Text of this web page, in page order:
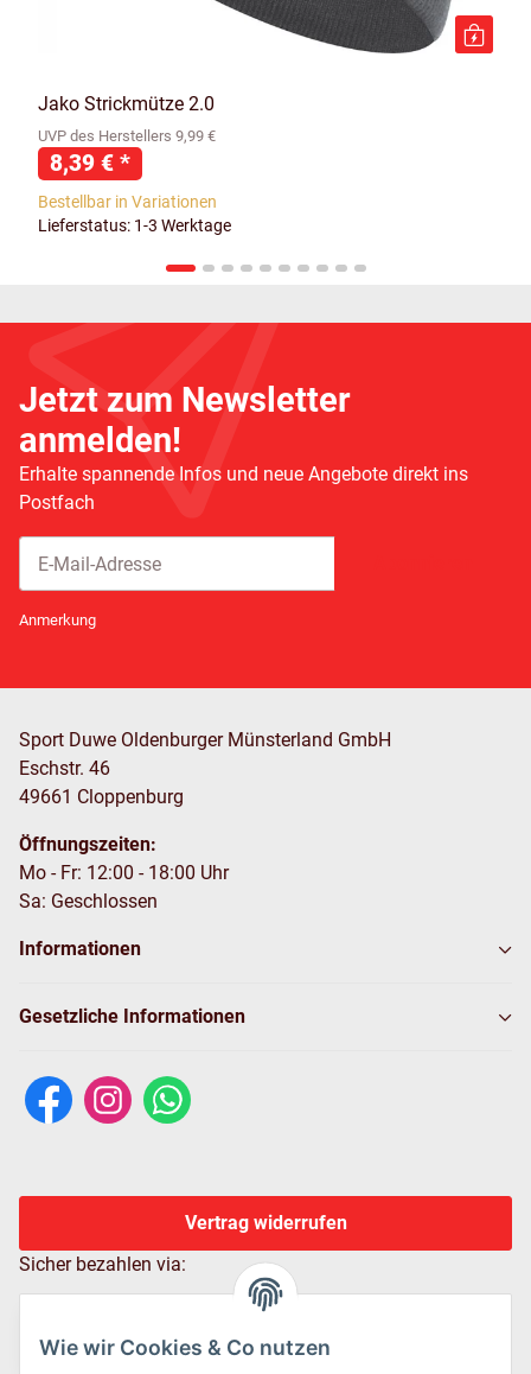
Wie wir Cookies & Co nutzen
Jako Strickmütze 2.0
UVP des Herstellers 9,99 €
8,39 € *
Bestellbar in Variationen
Lieferstatus: 1-3 Werktage
Jetzt zum Newsletter
anmelden!
Erhalte spannende Infos und neue Angebote direkt ins
Postfach
Anmerkung
Sport Duwe Oldenburger Münsterland GmbH
Eschstr. 46
49661 Cloppenburg
Öffnungszeiten:
Mo - Fr: 12:00 - 18:00 Uhr
Sa: Geschlossen
Informationen
Gesetzliche Informationen
Vertrag widerrufen
Sicher bezahlen via: